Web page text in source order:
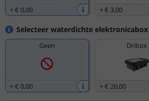
+€ 0,00
+€ 3,00
Selecteer waterdichte elektronicabox
Geen
+€ 0,00
Dribox
+€ 20,00